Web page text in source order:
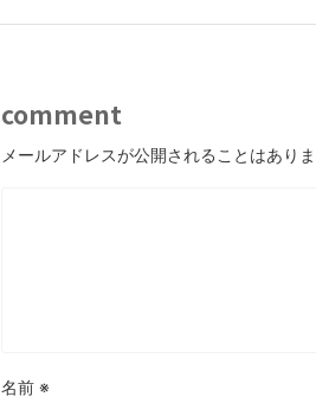
comment
メールアドレスが公開されることはあり
名前 ※